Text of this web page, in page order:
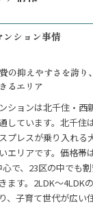
ンション事情
の抑えやすさを誇り
るエリア
ションは北千住・西
しています。北千住
プレスが乗り入れる
エリアです。価格帯
で、23区の中でも
ます。2LDK〜4LDK
、子育て世代が広い